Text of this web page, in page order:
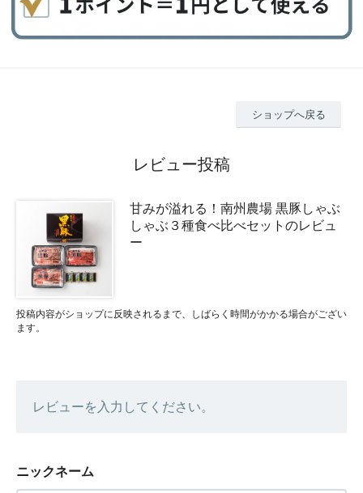
ショップへ戻る
レビュー投稿
甘みが溢れる！南州農場 黒豚しゃぶ
しゃぶ３種食べ比べセットのレビュ
ー
投稿内容がショップに反映されるまで、しばらく時間がかかる場合がござい
ます。
レビューを入力してください。
ニックネーム